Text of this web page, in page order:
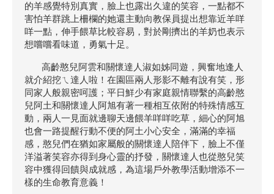
的羊感覺特別真實，臉上也露出久違的笑容，一點都不
害怕羊群跳上柵欄的她還主動向教保員提出想靠近羊咩
咩一點，伸手餵草比較容易，對於剛擠出的羊奶也表示
想嚐嚐看味道，勇氣十足。
高齡憨兒阿雲和關懷達人淑如姊同遊，興奮地逢人
就介紹挖ㄟ達人啦！在園區兩人形影不離有說有笑，形
同家人般親密呵護；平日鮮少有家庭親情聯繫的高齡憨
兒阿土和關懷達人阿旭有著一種相互依附的特殊情感互
動，兩人一見面就邊聊天邊餵羊咩咩吃草，細心的阿旭
也會一路提醒行動不便的阿土小心安全，滿滿的幸福
感，憨兒們在猶如家屬般的關懷達人陪伴下，臉上不僅
洋溢著笑容亦得到身心靈的抒發，關懷達人也從憨兒笑
容中獲得回饋與成就感，為這場戶外教學活動增添不一
樣的生命教育意義！